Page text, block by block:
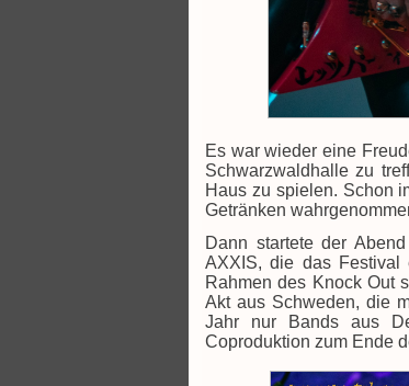
Es war wieder eine
Schwarzwaldhalle zu
Haus zu spielen. Schon
Getränken
Dann startete der
AXXIS, die das Festival
Rahmen des Knock Out
Akt aus Schweden, die
Jahr nur Bands aus
Coproduktion zum Ende